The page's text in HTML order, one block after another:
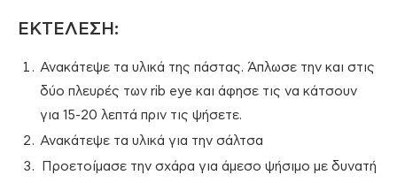
ΕΚΤΕΛΕΣΗ:
Ανακάτεψε τα υλικά της πάστας. Άπλωσε την και στις
δύο πλευρές των rib eye και άφησε τις να κάτσουν
για 15-20 λεπτά πριν τις ψήσετε.
Ανακάτεψε τα υλικά για την σάλτσα
Προετοίμασε την σχάρα για άμεσο ψήσιμο με δυνατή